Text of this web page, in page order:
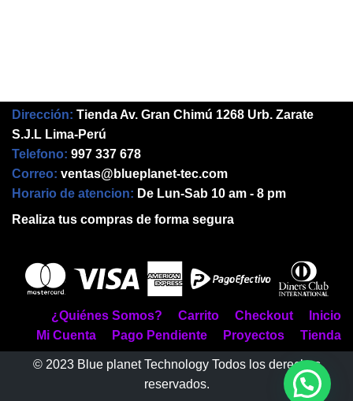
Dirección: Tienda Av. Gran Chimú 1268 Urb. Zarate
S.J.L Lima-Perú
Telefono: 997 337 678
Correo: ventas@blueplanet-tec.com
Horario de atencion: De Lun-Sab 10 am - 8 pm
Realiza tus compras de forma segura
¿Quiénes Somos? Carrito Checkout
Inicio
Mi Cuenta
Pago Pendiente Proyectos Tienda
© 2023 Blue planet Technology Todos los derechos
reservados.